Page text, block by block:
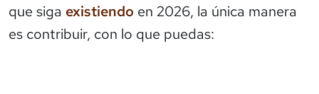
que siga existiendo en 2026, la única manera
es contribuir, con lo que puedas: